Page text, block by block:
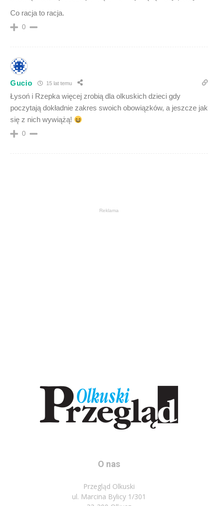
Co racja to racja.
0
Gucio 15 lat temu
Łysoń i Rzepka więcej zrobią dla olkuskich dzieci gdy
poczytają dokładnie zakres swoich obowiązków, a jeszcze jak
się z nich wywiążą!
0
Reklama
O nas
Przegląd Olkuski
ul. Marcina Bylicy 1/301